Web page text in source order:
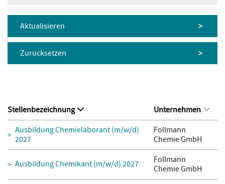
Aktualisieren
Zurücksetzen
Stellenbezeichnung
Unternehmen
Ausbildung Chemielaborant (m/w/d)
2027
Follmann
Chemie GmbH
Ausbildung Chemikant (m/w/d) 2027
Follmann
Chemie GmbH